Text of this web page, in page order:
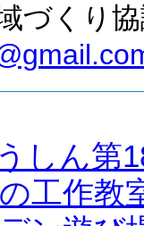
づくり
しん第
工作